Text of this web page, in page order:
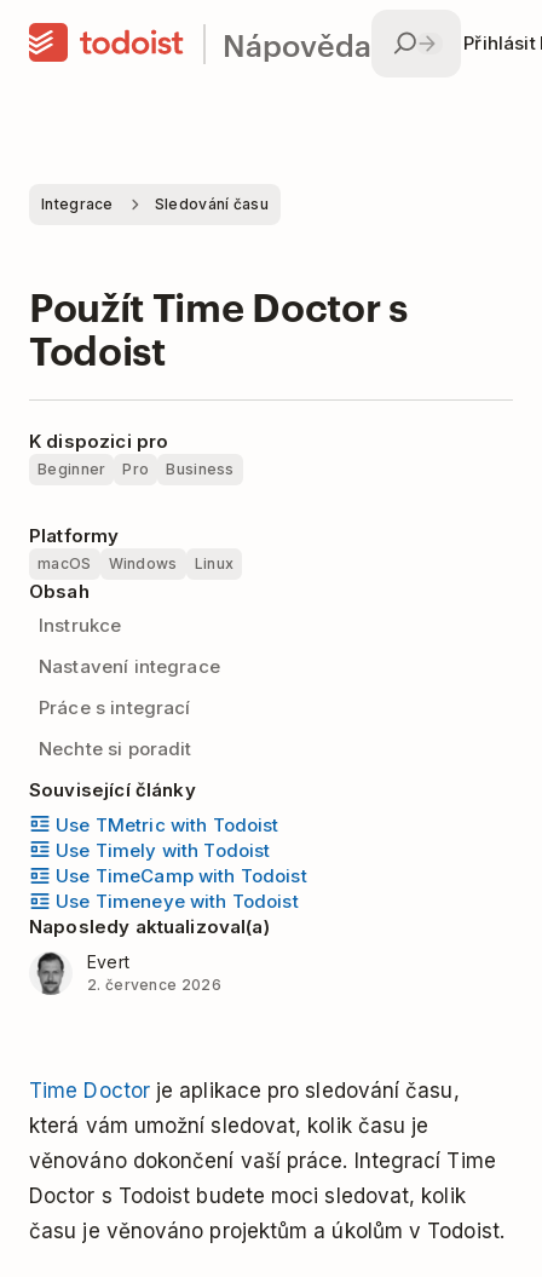
Nápověda Přihlásit
Integrace Sledování času
Použít Time Doctor s
Todoist
K dispozici pro
Beginner Pro Business
Platformy
macOS Windows Linux
Obsah
Instrukce
Nastavení integrace
Práce s integrací
Nechte si poradit
Související články
Use TMetric with Todoist
Use Timely with Todoist
Use TimeCamp with Todoist
Use Timeneye with Todoist
Naposledy aktualizoval(a)
Evert
2. července 2026
Time Doctorje aplikace pro sledování času,
která vám umožní sledovat, kolik času je
věnováno dokončení vaší práce. Integrací Time
Doctor s Todoist budete moci sledovat, kolik
času je věnováno projektům a úkolům v Todoist.